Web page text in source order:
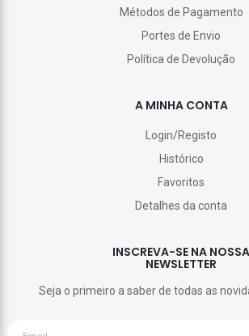
Métodos de Pagamento
Portes de Envio
Política de Devolução
A MINHA CONTA
Login/Registo
Histórico
Favoritos
Detalhes da conta
INSCREVA-SE NA NOSSA
NEWSLETTER
Seja o primeiro a saber de todas as